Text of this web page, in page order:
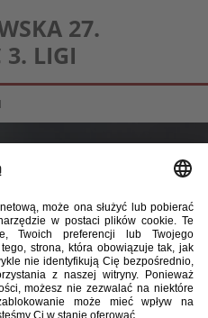
27.
3. LIGI